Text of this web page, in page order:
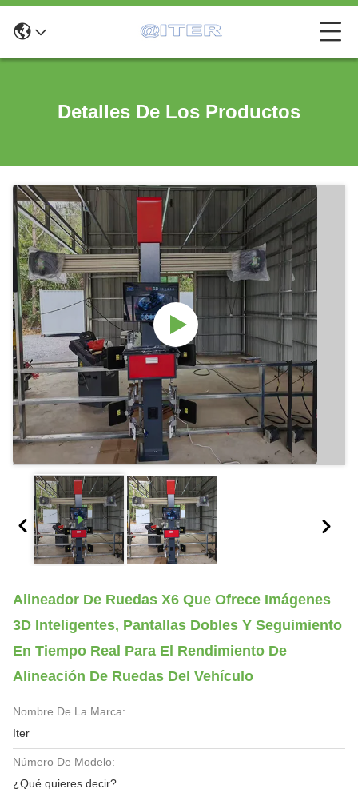
Detalles De Los Productos
Alineador De Ruedas X6 Que Ofrece Imágenes
3D Inteligentes, Pantallas Dobles Y Seguimiento
En Tiempo Real Para El Rendimiento De
Alineación De Ruedas Del Vehículo
Nombre De La Marca:
Iter
Número De Modelo:
¿Qué quieres decir?